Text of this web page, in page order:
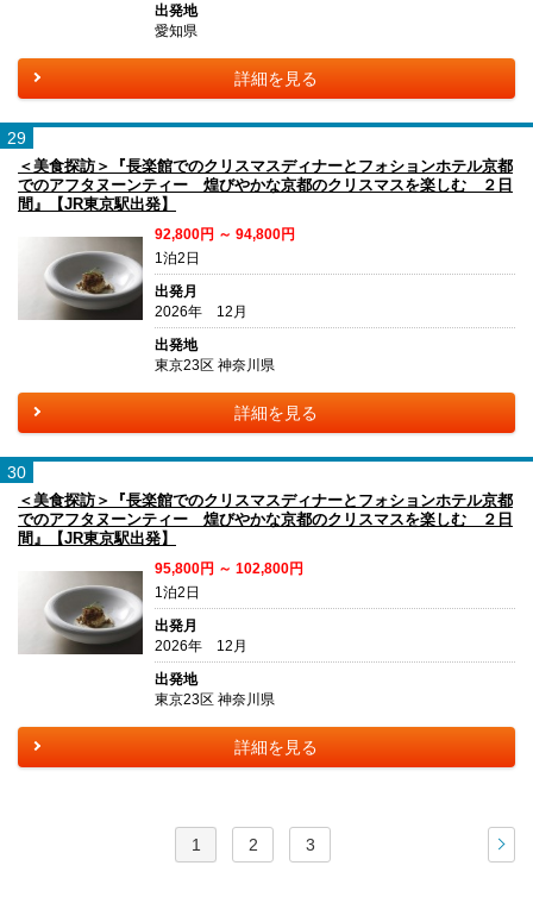
出発地
愛知県
詳細を見る
29
＜美食探訪＞『長楽館でのクリスマスディナーとフォションホテル京都
でのアフタヌーンティー 煌びやかな京都のクリスマスを楽しむ ２日
間』【JR東京駅出発】
92,800円 ～ 94,800円
1泊2日
出発月
2026年 12月
出発地
東京23区 神奈川県
詳細を見る
30
＜美食探訪＞『長楽館でのクリスマスディナーとフォションホテル京都
でのアフタヌーンティー 煌びやかな京都のクリスマスを楽しむ ２日
間』【JR東京駅出発】
95,800円 ～ 102,800円
1泊2日
出発月
2026年 12月
出発地
東京23区 神奈川県
詳細を見る
1 2 3